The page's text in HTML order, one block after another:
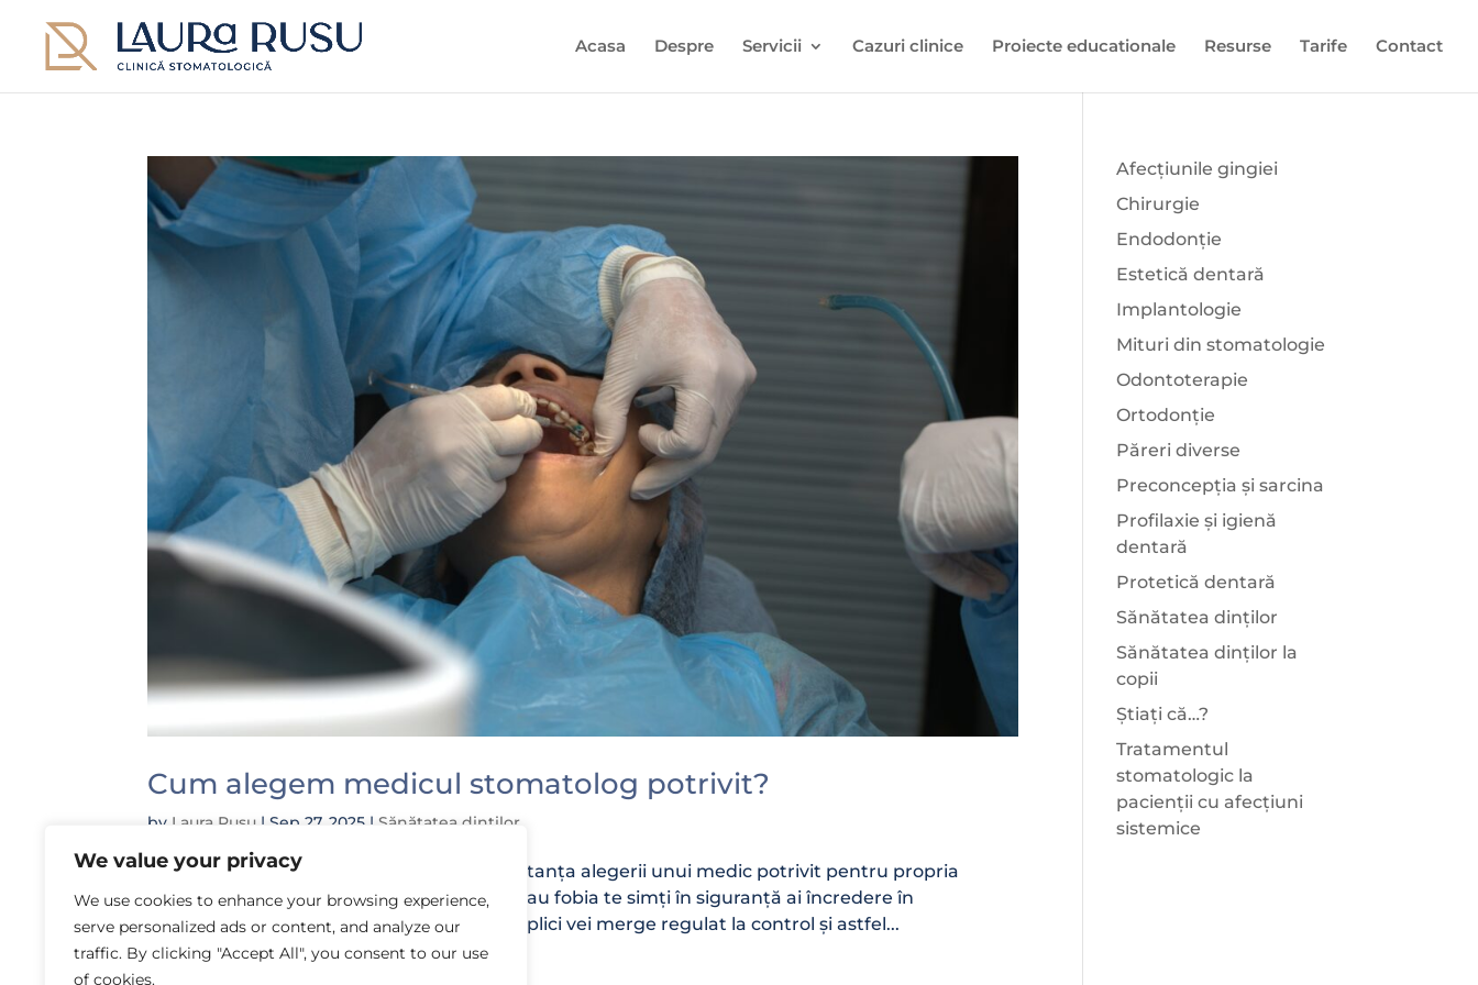
We value your privacy
We use cookies to enhance your browsing experience,
serve personalized ads or content, and analyze our
traffic. By clicking "Accept All", you consent to our use
of cookies.
Acasa Despre Servicii Cazuri clinice Proiecte educationale Resurse Tarife Contact
Cum alegem medicul stomatolog potrivit?
by Laura Rusu |Sep 27, 2025 |Sănătatea dinților
În primul rând aș vrea să menționez importanța alegerii unui medic potrivit pentru propria
persoană: medicul potrivit alungă teama sau fobia te simți în siguranță ai încredere în
recomandările medicului, le respecți și le aplici vei merge regulat la control și astfel...
Afecțiunile gingiei
Chirurgie
Endodonție
Estetică dentară
Implantologie
Mituri din stomatologie
Odontoterapie
Ortodonție
Păreri diverse
Preconcepția și sarcina
Profilaxie și igienă
dentară
Protetică dentară
Sănătatea dinților
Sănătatea dinților la
copii
Știați că…?
Tratamentul
stomatologic la
pacienții cu afecțiuni
sistemice